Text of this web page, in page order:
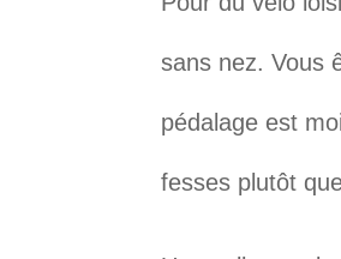
sans nez. Vous
pédalage est
fesses plutôt